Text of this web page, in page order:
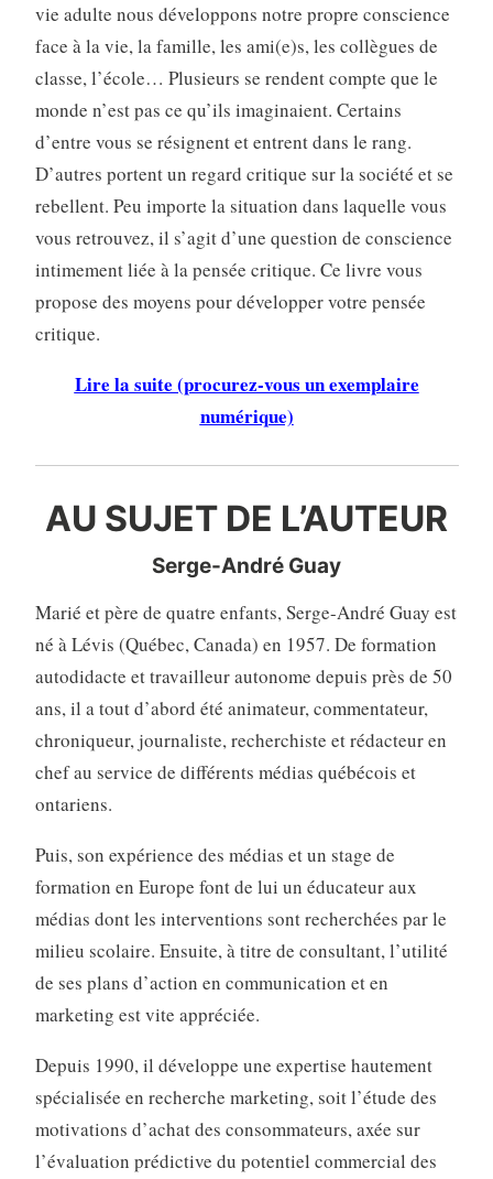
vie adulte nous développons notre propre conscience
face à la vie, la famille, les ami(e)s, les collègues de
classe, l’école… Plusieurs se rendent compte que le
monde n’est pas ce qu’ils imaginaient. Certains
d’entre vous se résignent et entrent dans le rang.
D’autres portent un regard critique sur la société et se
rebellent. Peu importe la situation dans laquelle vous
vous retrouvez, il s’agit d’une question de conscience
intimement liée à la pensée critique. Ce livre vous
propose des moyens pour développer votre pensée
critique.
Lire la suite (procurez-vous un exemplaire
numérique)
AU SUJET DE L’AUTEUR
Serge-André Guay
Marié et père de quatre enfants, Serge-André Guay est
né à Lévis (Québec, Canada) en 1957. De formation
autodidacte et travailleur autonome depuis près de 50
ans, il a tout d’abord été animateur, commentateur,
chroniqueur, journaliste, recherchiste et rédacteur en
chef au service de différents médias québécois et
ontariens.
Puis, son expérience des médias et un stage de
formation en Europe font de lui un éducateur aux
médias dont les interventions sont recherchées par le
milieu scolaire. Ensuite, à titre de consultant, l’utilité
de ses plans d’action en communication et en
marketing est vite appréciée.
Depuis 1990, il développe une expertise hautement
spécialisée en recherche marketing, soit l’étude des
motivations d’achat des consommateurs, axée sur
l’évaluation prédictive du potentiel commercial des